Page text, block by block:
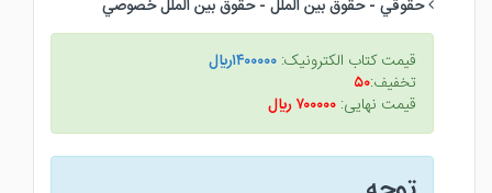
حقوقي - حقوق بين الملل - حقوق بين الملل خصوصي
قیمت کتاب الکترونیک: ۱۴۰۰۰۰۰ريال
تخفیف:۵۰
قیمت نهایی: ۷۰۰۰۰۰ ريال